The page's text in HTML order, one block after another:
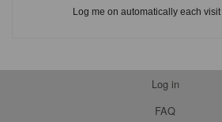
Log me on automatically each visit
Log in
FAQ